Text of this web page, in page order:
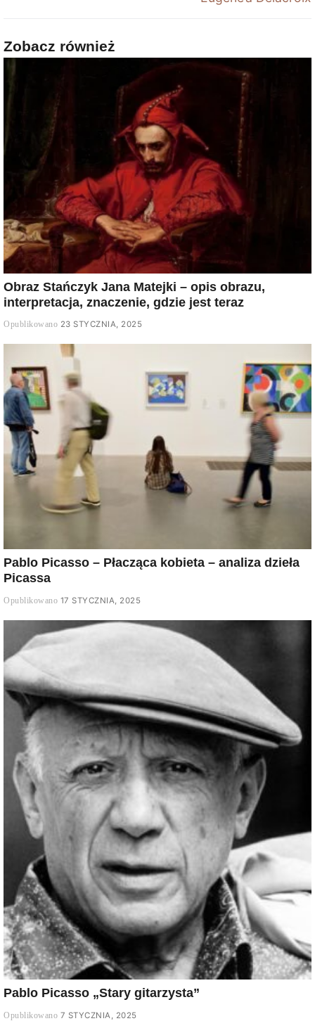
Zobacz również
Obraz Stańczyk Jana Matejki – opis obrazu,
interpretacja, znaczenie, gdzie jest teraz
23 STYCZNIA, 2025
Pablo Picasso – Płacząca kobieta – analiza dzieła
Picassa
17 STYCZNIA, 2025
Pablo Picasso „Stary gitarzysta”
7 STYCZNIA, 2025